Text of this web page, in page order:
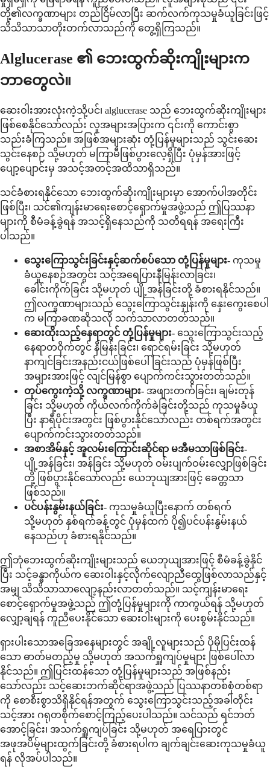
တို့၏လက္ခဏာများ တည်ငြိမ်လာပြီး ဆက်လက်ကုသမှုခံယူခြင်းဖြင့်
သိသိသာသာတိုးတက်လာသည်ကို တွေ့ရှိကြသည်။
Alglucerase ၏ ဘေးထွက်ဆိုးကျိုးများက
ဘာတွေလဲ။
ဆေးဝါးအားလုံးကဲ့သို့ပင်၊ alglucerase သည် ဘေးထွက်ဆိုးကျိုးများ
ဖြစ်စေနိုင်သော်လည်း လူအများအပြားက ၎င်းကို ကောင်းစွာ
သည်းခံကြသည်။ အဖြစ်အများဆုံး တုံ့ပြန်မှုများသည် သွင်းဆေး
သွင်းနေစဉ် သို့မဟုတ် မကြာမီဖြစ်ပွားလေ့ရှိပြီး ပုံမှန်အားဖြင့်
ပျော့ပျောင်းမှ အသင့်အတင့်အထိသာရှိသည်။
သင်ခံစားရနိုင်သော ဘေးထွက်ဆိုးကျိုးများမှာ အောက်ပါအတိုင်း
ဖြစ်ပြီး၊ သင်၏ကျန်းမာရေးစောင့်ရှောက်မှုအဖွဲ့သည် ဤပြဿနာ
များကို စီမံခန့်ခွဲရန် အသင့်ရှိနေသည်ကို သတိရရန် အရေးကြီး
ပါသည်။
သွေးကြောသွင်းခြင်းနှင့်ဆက်စပ်သော တုံ့ပြန်မှုများ- ကုသမှု
ခံယူနေစဉ်အတွင်း သင့်အရေပြားနီမြန်းလာခြင်း၊
ခေါင်းကိုက်ခြင်း သို့မဟုတ် ပျို့အန်ခြင်းတို့ ခံစားရနိုင်သည်။
ဤလက္ခဏာများသည် သွေးကြောသွင်းနှုန်းကို နှေးကွေးစေပါ
က မကြာခဏဆိုသလို သက်သာလာတတ်သည်။
ဆေးထိုးသည့်နေရာတွင် တုံ့ပြန်မှုများ- သွေးကြောသွင်းသည့်
နေရာတဝိုက်တွင် နီမြန်းခြင်း၊ ရောင်ရမ်းခြင်း သို့မဟုတ်
နာကျင်ခြင်းအနည်းငယ်ဖြစ်ပေါ်ခြင်းသည် ပုံမှန်ဖြစ်ပြီး
အများအားဖြင့် လျင်မြန်စွာ ပျောက်ကင်းသွားတတ်သည်။
တုပ်ကွေးကဲ့သို့ လက္ခဏာများ- အဖျားတက်ခြင်း၊ ချမ်းတုန်
ခြင်း သို့မဟုတ် ကိုယ်လက်ကိုက်ခဲခြင်းတို့သည် ကုသမှုခံယူ
ပြီး နာရီပိုင်းအတွင်း ဖြစ်ပွားနိုင်သော်လည်း တစ်ရက်အတွင်း
ပျောက်ကင်းသွားတတ်သည်။
အစာအိမ်နှင့် အူလမ်းကြောင်းဆိုင်ရာ မအီမသာဖြစ်ခြင်း-
ပျို့အန်ခြင်း၊ အန်ခြင်း သို့မဟုတ် ဝမ်းပျက်ဝမ်းလျှောဖြစ်ခြင်း
တို့ ဖြစ်ပွားနိုင်သော်လည်း ယေဘုယျအားဖြင့် ခေတ္တသာ
ဖြစ်သည်။
ပင်ပန်းနွမ်းနယ်ခြင်း- ကုသမှုခံယူပြီးနောက် တစ်ရက်
သို့မဟုတ် နှစ်ရက်ခန့်တွင် ပုံမှန်ထက် ပို၍ပင်ပန်းနွမ်းနယ်
နေသည်ဟု ခံစားရနိုင်သည်။
ဤဘုံဘေးထွက်ဆိုးကျိုးများသည် ယေဘုယျအားဖြင့် စီမံခန့်ခွဲနိုင်
ပြီး သင့်ခန္ဓာကိုယ်က ဆေးဝါးနှင့်လိုက်လျောညီထွေဖြစ်လာသည်နှင့်
အမျှ သိသိသာသာလျော့နည်းလာတတ်သည်။ သင့်ကျန်းမာရေး
စောင့်ရှောက်မှုအဖွဲ့သည် ဤတုံ့ပြန်မှုများကို ကာကွယ်ရန် သို့မဟုတ်
လျှော့ချရန် ကူညီပေးနိုင်သော ဆေးဝါးများကို ပေးစွမ်းနိုင်သည်။
ရှားပါးသောအခြေအနေများတွင် အချို့လူများသည် ပိုမိုပြင်းထန်
သော ဓာတ်မတည့်မှု သို့မဟုတ် အသက်ရှူကျပ်မှုများ ဖြစ်ပေါ်လာ
နိုင်သည်။ ဤပြင်းထန်သော တုံ့ပြန်မှုများသည် အဖြစ်နည်း
သော်လည်း သင့်ဆေးဘက်ဆိုင်ရာအဖွဲ့သည် ပြဿနာတစ်စုံတစ်ရာ
ကို စောစီးစွာသိရှိနိုင်ရန်အတွက် သွေးကြောသွင်းသည့်အခါတိုင်း
သင့်အား ဂရုတစိုက်စောင့်ကြည့်ပေးပါသည်။ သင်သည် ရင်ဘတ်
အောင့်ခြင်း၊ အသက်ရှူကျပ်ခြင်း သို့မဟုတ် အရေပြားတွင်
အဖုအပိမ့်များထွက်ခြင်းတို့ ခံစားရပါက ချက်ချင်းဆေးကုသမှုခံယူ
ရန် လိုအပ်ပါသည်။